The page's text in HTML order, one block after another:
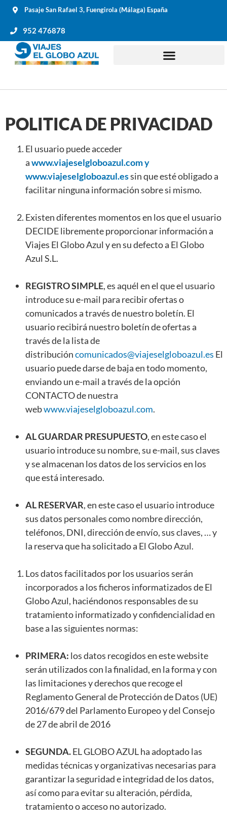
Pasaje San Rafael 3, Fuengirola (Málaga) España
952 476878
POLITICA DE PRIVACIDAD
El usuario puede acceder
awww.viajeselgloboazul.com y
www.viajeselgloboazul.essin que esté obligado a
facilitar ninguna información sobre si mismo.
Existen diferentes momentos en los que el usuario
DECIDE libremente proporcionar información a
Viajes El Globo Azul y en su defecto a El Globo
Azul S.L.
REGISTRO SIMPLE, es aquél en el que el usuario
introduce su e-mail para recibir ofertas o
comunicados a través de nuestro boletín. El
usuario recibirá nuestro boletín de ofertas a
través de la lista de
distribucióncomunicados@viajeselgloboazul.es El
usuario puede darse de baja en todo momento,
enviando un e-mail a través de la opción
CONTACTO de nuestra
webwww.viajeselgloboazul.com.
AL GUARDAR PRESUPUESTO, en este caso el
usuario introduce su nombre, su e-mail, sus claves
y se almacenan los datos de los servicios en los
que está interesado.
AL RESERVAR, en este caso el usuario introduce
sus datos personales como nombre dirección,
teléfonos, DNI, dirección de envío, sus claves, … y
la reserva que ha solicitado a El Globo Azul.
Los datos facilitados por los usuarios serán
incorporados a los ficheros informatizados de El
Globo Azul, haciéndonos responsables de su
tratamiento informatizado y confidencialidad en
base a las siguientes normas:
PRIMERA: los datos recogidos en este website
serán utilizados con la finalidad, en la forma y con
las limitaciones y derechos que recoge el
Reglamento General de Protección de Datos (UE)
2016/679 del Parlamento Europeo y del Consejo
de 27 de abril de 2016
SEGUNDA.EL GLOBO AZUL ha adoptado las
medidas técnicas y organizativas necesarias para
garantizar la seguridad e integridad de los datos,
así como para evitar su alteración, pérdida,
tratamiento o acceso no autorizado.